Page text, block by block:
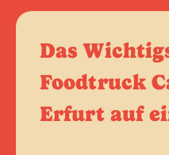
Das
Foodtruck
Erfurt auf